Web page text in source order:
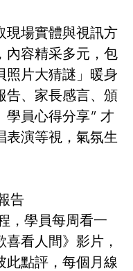
現場實體與視訊方
內容精采多元，包
照片大猜謎」暖身
告、家長感言、頒
學員心得分享” 才
表演等視，氣氛生
告
，學員每周看一
看人間》影片，
此點評，每個月線